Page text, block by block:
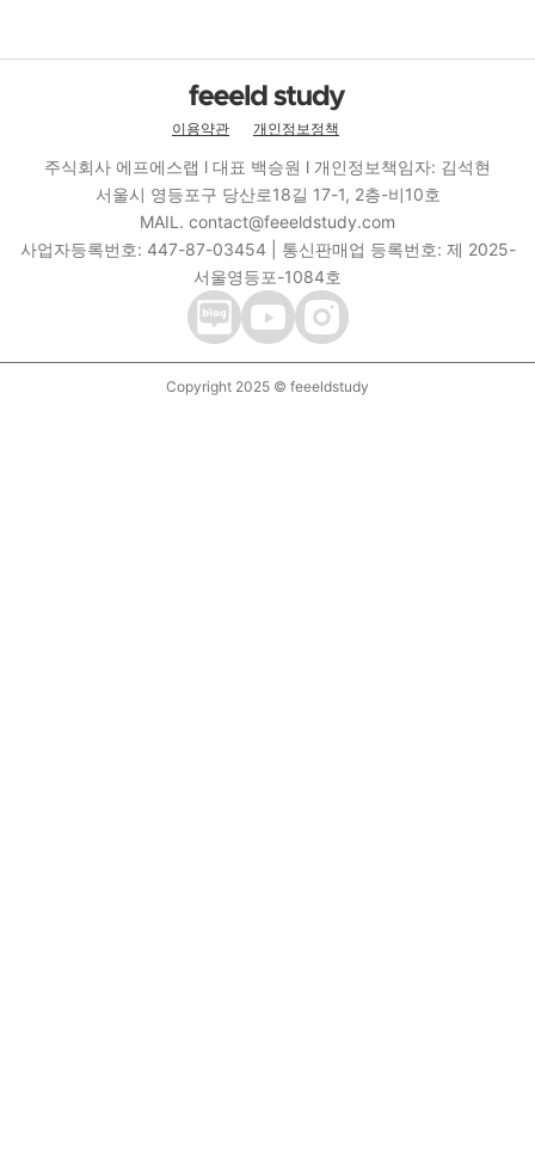
이용약관 개인정보정책
주식회사 에프에스랩 l 대표 백승원 l 개인정보책임자: 김석현
서울시 영등포구 당산로18길 17-1, 2층-비10호
MAIL. contact@feeeldstudy.com
사업자등록번호: 447-87-03454 | 통신판매업 등록번호: 제 2025-
서울영등포-1084호
Copyright 2025 © feeeldstudy